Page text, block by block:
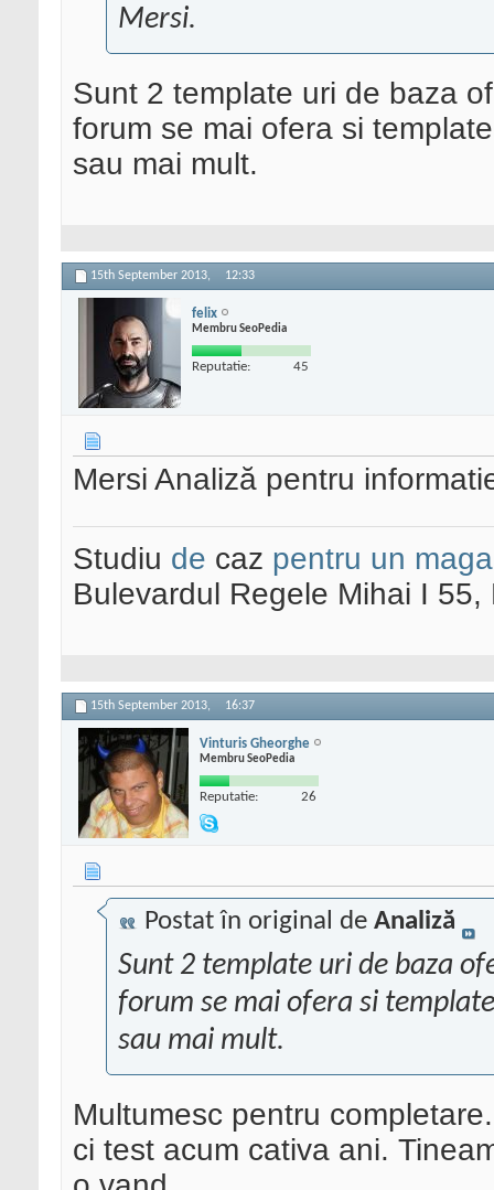
Mersi.
Sunt 2 template uri de baza
forum se mai ofera si
sau mai mult.
15th September 2013, 12:33
felix
Membru SeoPedia
Reputatie: 45
Mersi Analiză pentru
Studiu de caz pentru un
Bulevardul Regele Mihai I
15th September 2013, 16:37
Vinturis Gheorghe
Membru SeoPedia
Reputatie: 26
Postat în original de Analiză
Sunt 2 template uri de baza
forum se mai ofera si
sau mai mult.
Multumesc pentru
ci test acum cativa ani.